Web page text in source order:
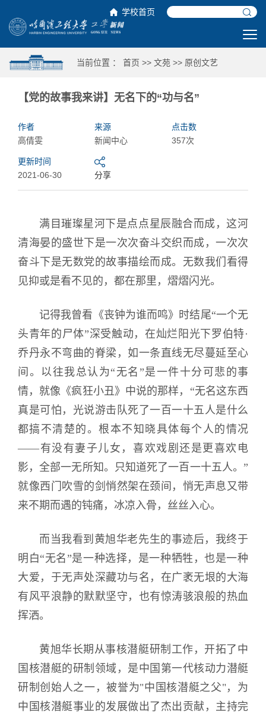
学校首页
当前位置 ： 首页 >> 文苑 >> 原创文艺
【党的故事我来讲】无名下的“功与名”
作者
高倩雯
来源
新闻中心
点击数
357次
更新时间
2021-06-30
分享
满目璀璨星河下是点点星辰融合而成，这河
清海晏的盛世下是一次次奋斗交织而成，一次次
奋斗下是无数党的故事描绘而成。无数我们看得
见抑或是看不见的，都在那里，熠熠闪光。
记得我曾看《丧钟为谁而鸣》时结尾“一个无
头青年的尸体”深受触动，在灿烂阳光下罗伯特·
乔丹永不弯曲的脊梁，如一条直线无尽蔓延至心
间。以往我总认为“无名”是一件十分可悲的事
情，就像《疯狂小丑》中说的那样，“无名这东西
真是可怕，光说游击队死了一百一十五人是什么
都搞不清楚的。根本不知晓具体每个人的情况
——有没有妻子儿女，喜欢戏剧还是更喜欢电
影，全部一无所知。只知道死了一百一十五人。”
就像西门吹雪的剑悄然架在颈间，悄无声息又带
来不期而遇的钝痛，冰凉入骨，丝丝入心。
而当我看到黄旭华老先生的事迹后，我终于
明白“无名”是一种选择，是一种牺牲，也是一种
大爱，于无声处深藏功与名，在广袤无垠的大海
有风平浪静的默默坚守，也有惊涛骇浪般的热血
挥洒。
黄旭华长期从事核潜艇研制工作，开拓了中
国核潜艇的研制领域，是中国第一代核动力潜艇
研制创始人之一，被誉为"中国核潜艇之父"，为
中国核潜艇事业的发展做出了杰出贡献，主持完